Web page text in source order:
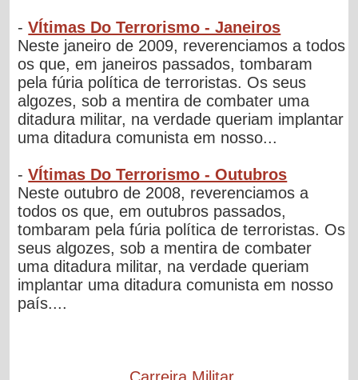
-VÍtimas Do Terrorismo - Janeiros
Neste janeiro de 2009, reverenciamos a todos
os que, em janeiros passados, tombaram
pela fúria política de terroristas. Os seus
algozes, sob a mentira de combater uma
ditadura militar, na verdade queriam implantar
uma ditadura comunista em nosso...
-VÍtimas Do Terrorismo - Outubros
Neste outubro de 2008, reverenciamos a
todos os que, em outubros passados,
tombaram pela fúria política de terroristas. Os
seus algozes, sob a mentira de combater
uma ditadura militar, na verdade queriam
implantar uma ditadura comunista em nosso
país....